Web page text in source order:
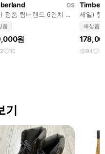
OS
정품 팀버랜드 6인치 워
루프 부츠
품
원
10
세일) 팀
루프 블
새상품
94 4